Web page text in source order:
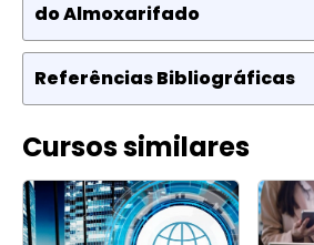
do Almoxarifado
Referências Bibliográficas
Cursos similares